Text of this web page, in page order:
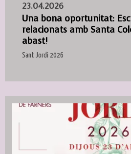
23.04.2026
Una bona oportunitat:
relacionats amb Santa
abast!
Sant Jordi 2026